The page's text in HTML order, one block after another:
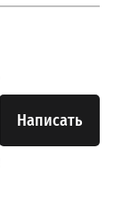
Написать